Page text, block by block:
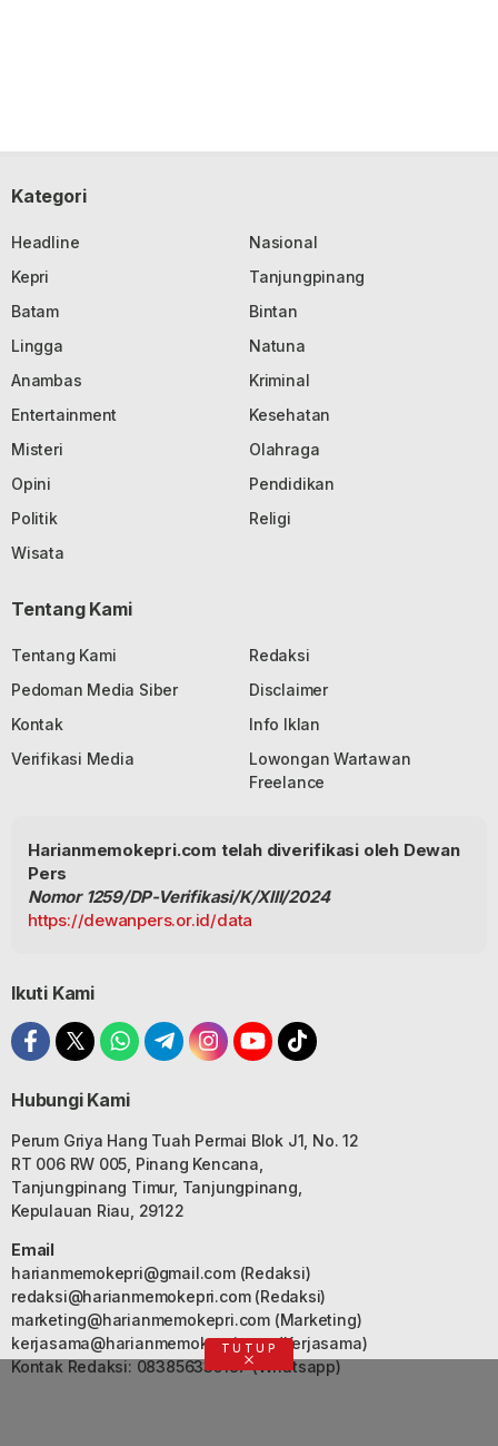
Kategori
Headline
Nasional
Kepri
Tanjungpinang
Batam
Bintan
Lingga
Natuna
Anambas
Kriminal
Entertainment
Kesehatan
Misteri
Olahraga
Opini
Pendidikan
Politik
Religi
Wisata
Tentang Kami
Tentang Kami
Redaksi
Pedoman Media Siber
Disclaimer
Kontak
Info Iklan
Verifikasi Media
Lowongan Wartawan
Freelance
Harianmemokepri.com telah diverifikasi oleh Dewan
Pers
Nomor 1259/DP-Verifikasi/K/XIII/2024
https://dewanpers.or.id/data
Ikuti Kami
Hubungi Kami
Perum Griya Hang Tuah Permai Blok J1, No. 12
RT 006 RW 005, Pinang Kencana,
Tanjungpinang Timur, Tanjungpinang,
Kepulauan Riau, 29122
Email
harianmemokepri@gmail.com(Redaksi)
redaksi@harianmemokepri.com(Redaksi)
marketing@harianmemokepri.com(Marketing)
kerjasama@harianmemokepri.com(Kerjasama)
Kontak Redaksi: 083856335187 (Whatsapp)
TUTUP